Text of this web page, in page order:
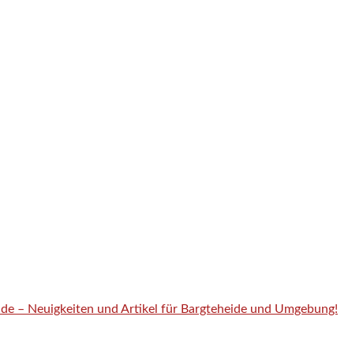
– Neuigkeiten und Artikel für Bargteheide und Umgebung!